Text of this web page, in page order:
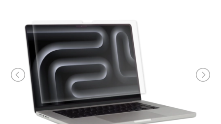
محصولات کارکرده